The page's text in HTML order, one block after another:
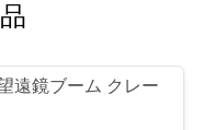
遠鏡ブーム クレー